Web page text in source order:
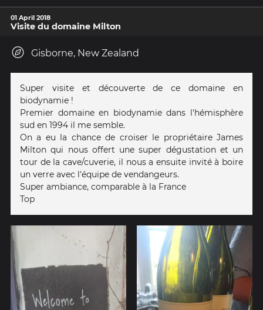
01 April 2018
Visite du domaine Milton
Gisborne, New Zealand
Super visite et découverte de ce domaine en
biodynamie !
Premier domaine en biodynamie dans l'hémisphère
sud en 1994 il me semble.
On a eu la chance de croiser le propriétaire James
Milton qui nous offert une super dégustation et un
tour de la cave/cuverie, il nous a ensuite invité à boire
un verre avec l'équipe de vendangeurs.
Super ambiance, comparable à la France
Top